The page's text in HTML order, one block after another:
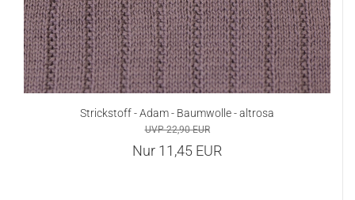
Strickstoff - Adam - Baumwolle - altrosa
UVP 22,90 EUR
Nur 11,45 EUR